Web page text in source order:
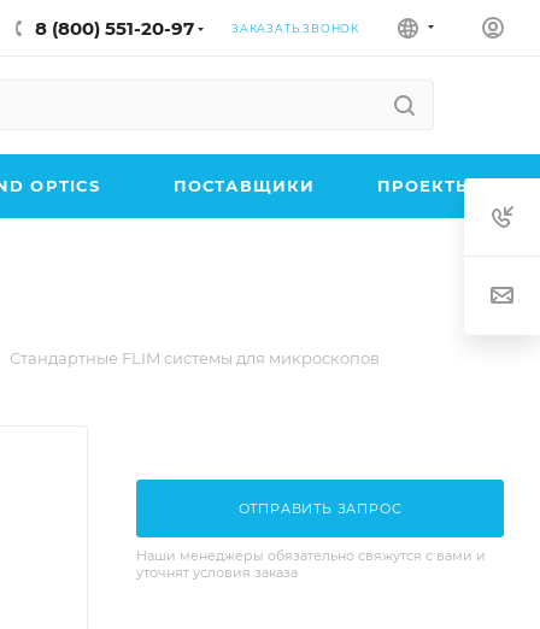
8 (800) 551-20-97 ЗАКАЗАТЬ ЗВОНОК
OPTICS ПОСТАВЩИКИ ПРОЕКТЫ
Стандартные FLIM системы для микроскопов
ОТПРАВИТЬ ЗАПРОС
Наши менеджеры обязательно свяжутся с вами и
уточнят условия заказа